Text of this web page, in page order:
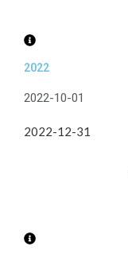
2022
2022-10-01
2022-12-31